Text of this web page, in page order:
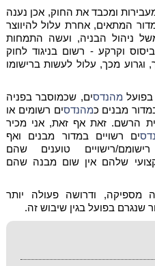
ומכבד את החוק, אכן נענה
המתאים, אחרת עלול להיווצר
ניהול הבניה, ועשה התמחות
וקרקע - רשום בניגוד לחוק
וגרוע מכך, עלול לעשות ברישומו
מהנדסים, שכמוסבר בפניה
מבנים כמהנדסים רשומים או
הרשם. זאת אף זאת, אני מכיר
ים רשויים במדור מבנים ואף
רישויים טוענים שהם
שלהם אין שום מבנה שהם
ודרושה פעולה יותר
שנגרם בפועל בגין שיבוש זה.